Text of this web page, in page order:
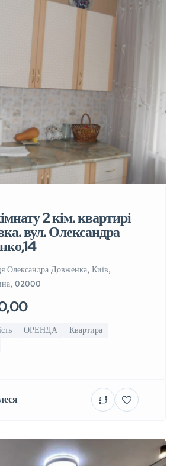
2 кім. квартирі
вул. Олександра
Олександра Довженка, Київ,
02000
ОРЕНДА
Квартира